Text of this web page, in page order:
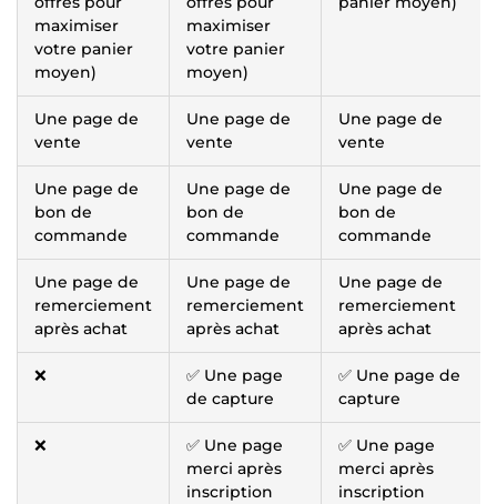
maximiser
votre panier
moyen)
maximiser
votre panier
moyen)
Une page de
vente
Une page de
vente
Une page de
vente
Une page de
bon de
commande
Une page de
bon de
commande
Une page de
bon de
commande
Une page de
remerciement
après achat
Une page de
remerciement
après achat
Une page de
remerciement
après achat
❌
✅ Une page
de capture
✅ Une page de
capture
❌
✅ Une page
merci après
inscription
✅ Une page
merci après
inscription